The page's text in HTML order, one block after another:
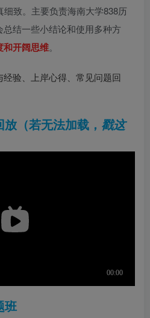
细致。主要负责海南大学838历
结一些小结论和使用多种方
和开阔思维。
验、上岸心得、常见问题回
（若无法加载， 戳这
班